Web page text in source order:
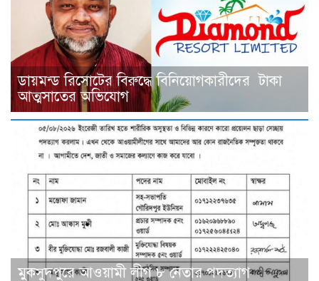
ডায়মন্ড রিসোটের বিরুদ্ধে বিনিয়োগকারীদের টাকা
আত্মসাতের অভিযোগ
মুকসুদপুরে আওয়ামী লীগ ৮ নেতার পদত্যাগ